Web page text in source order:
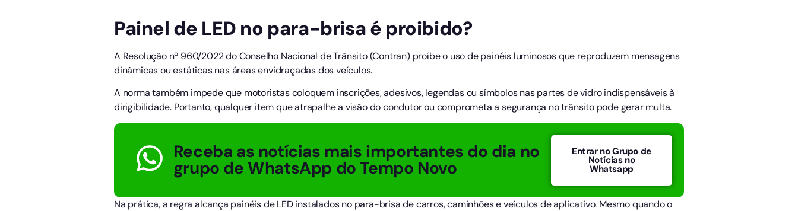
Painel de LED no para-brisa é proibido?
A Resolução nº 960/2022 do Conselho Nacional de Trânsito (Contran) proíbe o uso de painéis luminosos que reproduzem mensagens
dinâmicas ou estáticas nas áreas envidraçadas dos veículos.
A norma também impede que motoristas coloquem inscrições, adesivos, legendas ou símbolos nas partes de vidro indispensáveis à
dirigibilidade. Portanto, qualquer item que atrapalhe a visão do condutor ou comprometa a segurança no trânsito pode gerar multa.
Receba as notícias mais importantes do dia no
grupo de WhatsApp do Tempo Novo
Entrar no Grupo de
Notícias no
Whatsapp
Na prática, a regra alcança painéis de LED instalados no para-brisa de carros, caminhões e veículos de aplicativo. Mesmo quando o